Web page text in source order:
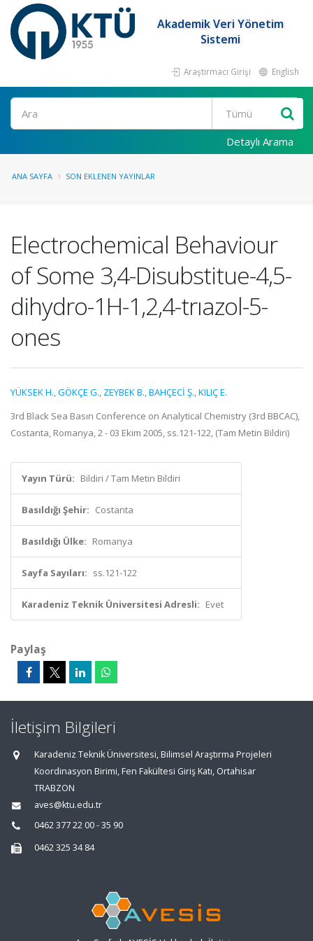
Akademik Veri Yönetim
Sistemi
Araştırmacı Girişi English
Ara
Detaylı Arama
ANA SAYFA SON EKLENEN YAYINLAR
Electrochemical Behaviour
of Some 3,4-Disubstitue-4,5-
dihydro-1H-1,2,4-trıazol-5-
ones
YÜKSEK H.,GÖKÇE G., ZEYBEK B.,BAHÇECİ Ş.,KILIÇ E.
3rd Black Sea Basın Conference on Analytical Chemistry (3rd BBCAC),
Costanta, Romanya, 2 - 03 Ekim 2005, ss.121-122, (Tam Metin Bildiri)
Yayın Türü: Bildiri / Tam Metin Bildiri
Basıldığı Şehir: Costanta
Basıldığı Ülke: Romanya
Sayfa Sayıları: ss.121-122
Karadeniz Teknik Üniversitesi Adresli: Evet
Paylaş
İletişim Bilgileri
Karadeniz Teknik Üniversitesi, Bilimsel Araştırma Projeleri
Koordinasyon Birimi, Fen Fakültesi Giriş Katı, Ortahisar
TRABZON
aves@ktu.edu.tr
0462 377 22 00 - 35 90
0462 325 34 84